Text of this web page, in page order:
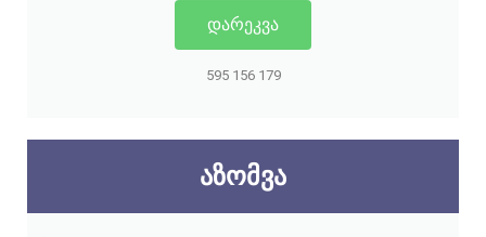
ᲓᲐᲠᲔᲙᲕᲐ
595 156 179
ᲐᲖᲝᲛᲕᲐ